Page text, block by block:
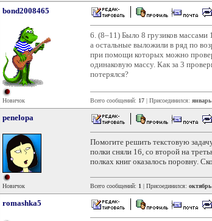
bond2008465
Новичок
6. (8–11) Было 8 грузиков массами
а остальные выложили в ряд по
при помощи которых можно
одинаковую массу. Как за 3
потерялся?
Всего сообщений: 17 | Присоединился:
penelopa
Новичок
Помогите решить текстовую
полки сняли 16, со второй на
полках книг оказалось поровну.
Всего сообщений: 1 | Присоединился:
romashka5